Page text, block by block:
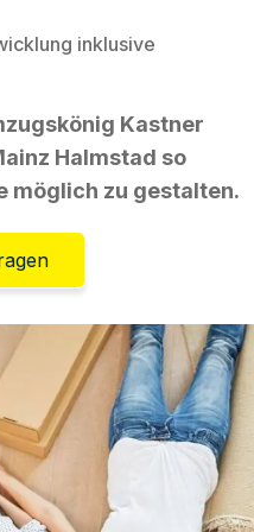
inklusive
Kastner
Halmstad so
möglich zu gestalten.